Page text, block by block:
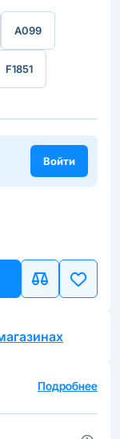
A099
F1851
Войти
Подробнее